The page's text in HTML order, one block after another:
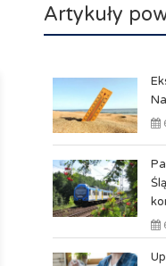
Artykuły